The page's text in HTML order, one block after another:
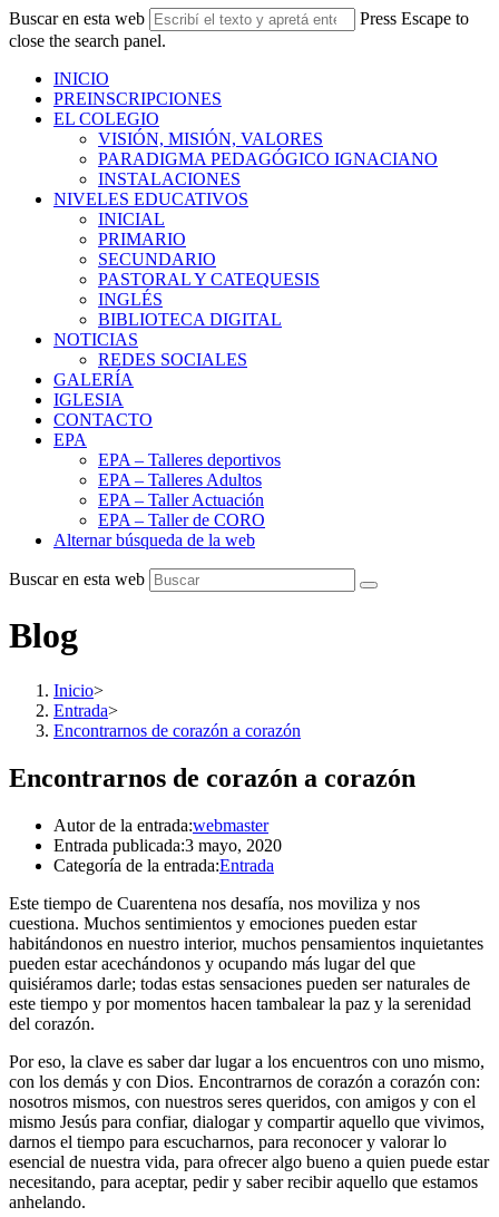
Buscar en esta web
Press Escape to
close the search panel.
INICIO
PREINSCRIPCIONES
EL COLEGIO
VISIÓN, MISIÓN, VALORES
PARADIGMA PEDAGÓGICO IGNACIANO
INSTALACIONES
NIVELES EDUCATIVOS
INICIAL
PRIMARIO
SECUNDARIO
PASTORAL Y CATEQUESIS
INGLÉS
BIBLIOTECA DIGITAL
NOTICIAS
REDES SOCIALES
GALERÍA
IGLESIA
CONTACTO
EPA
EPA – Talleres deportivos
EPA – Talleres Adultos
EPA – Taller Actuación
EPA – Taller de CORO
Alternar búsqueda de la web
Buscar en esta web
Blog
Inicio>
Entrada>
Encontrarnos de corazón a corazón
Encontrarnos de corazón a corazón
Autor de la entrada:webmaster
Entrada publicada:3 mayo, 2020
Categoría de la entrada:Entrada
Este tiempo de Cuarentena nos desafía, nos moviliza y nos
cuestiona. Muchos sentimientos y emociones pueden estar
habitándonos en nuestro interior, muchos pensamientos inquietantes
pueden estar acechándonos y ocupando más lugar del que
quisiéramos darle; todas estas sensaciones pueden ser naturales de
este tiempo y por momentos hacen tambalear la paz y la serenidad
del corazón.
Por eso, la clave es saber dar lugar a los encuentros con uno mismo,
con los demás y con Dios. Encontrarnos de corazón a corazón con:
nosotros mismos, con nuestros seres queridos, con amigos y con el
mismo Jesús para confiar, dialogar y compartir aquello que vivimos,
darnos el tiempo para escucharnos, para reconocer y valorar lo
esencial de nuestra vida, para ofrecer algo bueno a quien puede estar
necesitando, para aceptar, pedir y saber recibir aquello que estamos
anhelando.